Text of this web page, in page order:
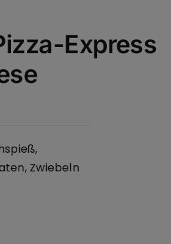
Express
Zwiebeln